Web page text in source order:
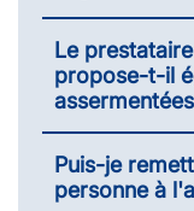
Le
propose-t-il
Puis-je
personne à